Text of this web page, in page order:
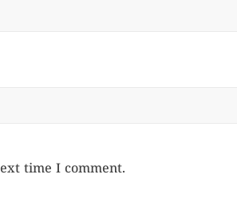
time I comment.